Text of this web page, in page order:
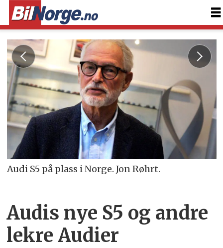
Audi S5 på plass i Norge. Jon Røhrt.
Audis nye S5 og andre
lekre Audier